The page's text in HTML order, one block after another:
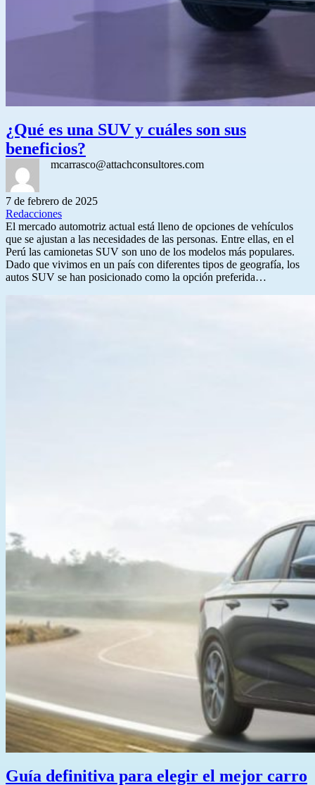
¿Qué es una SUV y cuáles son sus
beneficios?
mcarrasco@attachconsultores.com
7 de febrero de 2025
Redacciones
El mercado automotriz actual está lleno de opciones de vehículos
que se ajustan a las necesidades de las personas. Entre ellas, en el
Perú las camionetas SUV son uno de los modelos más populares.
Dado que vivimos en un país con diferentes tipos de geografía, los
autos SUV se han posicionado como la opción preferida…
Guía definitiva para elegir el mejor carro